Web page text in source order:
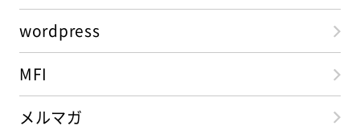
wordpress
MFI
メルマガ